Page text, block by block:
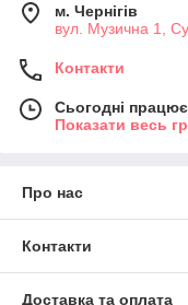
м. Чернігів
вул. Музична 1,
Контакти
Сьогодні
Показати весь
Про нас
Контакти
Доставка та оплата